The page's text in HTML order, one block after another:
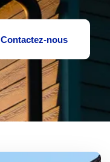
Contactez-nous